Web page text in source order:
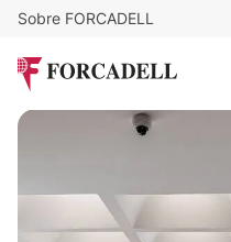
Sobre FORCADELL
HIIT TECH BUILDING
1.747 m²